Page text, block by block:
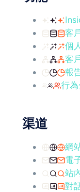
客
個
客
報
行
渠道
網
電
站
對